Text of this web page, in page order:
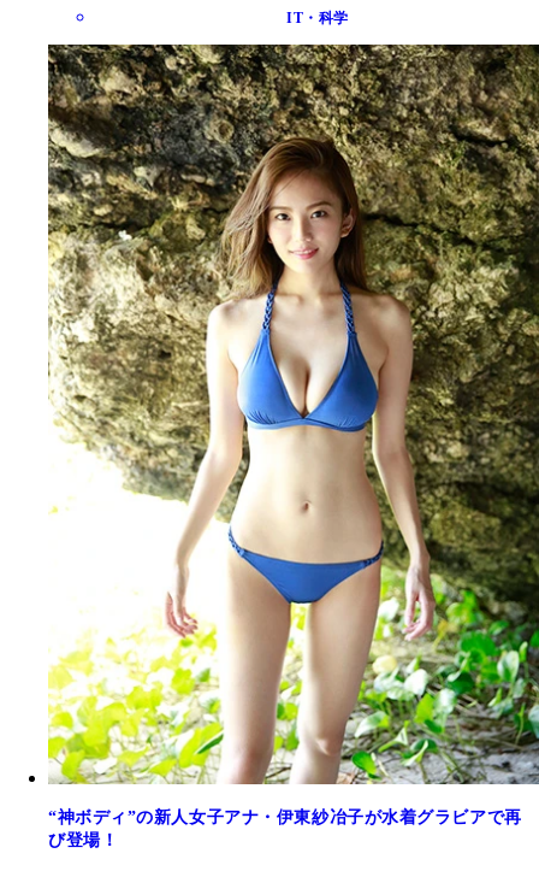
IT・科学
“神ボディ”の新人女子アナ・伊東紗冶子が水着グラビアで再
び登場！